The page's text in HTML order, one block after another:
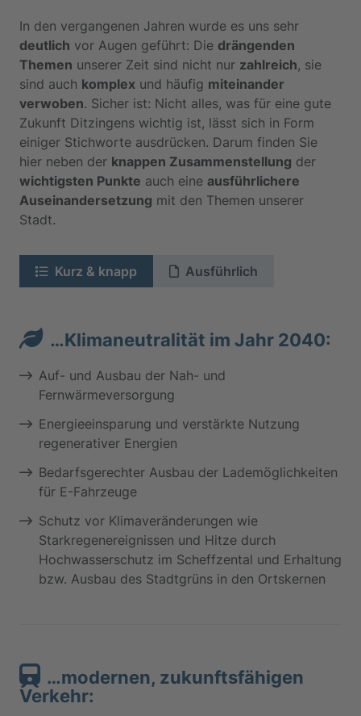
In den vergangenen Jahren wurde es uns sehr
deutlich vor Augen geführt: Die drängenden
Themen unserer Zeit sind nicht nur zahlreich, sie
sind auch komplex und häufig miteinander
verwoben. Sicher ist: Nicht alles, was für eine gute
Zukunft Ditzingens wichtig ist, lässt sich in Form
einiger Stichworte ausdrücken. Darum finden Sie
hier neben der knappen Zusammenstellung der
wichtigsten Punkte auch eine ausführlichere
Auseinandersetzung mit den Themen unserer
Stadt.
Kurz & knapp Ausführlich
…Klimaneutralität im Jahr 2040:
Auf- und Ausbau der Nah- und
Fernwärmeversorgung
Energieeinsparung und verstärkte Nutzung
regenerativer Energien
Bedarfsgerechter Ausbau der Lademöglichkeiten
für E-Fahrzeuge
Schutz vor Klimaveränderungen wie
Starkregenereignissen und Hitze durch
Hochwasserschutz im Scheffzental und Erhaltung
bzw. Ausbau des Stadtgrüns in den Ortskernen
…modernen, zukunftsfähigen
Verkehr: